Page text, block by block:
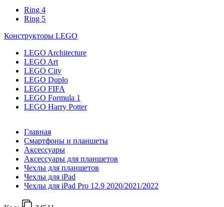
Ring 4
Ring 5
Конструкторы LEGO
LEGO Architecture
LEGO Art
LEGO City
LEGO Duplo
LEGO FIFA
LEGO Formula 1
LEGO Harry Potter
Главная
Смартфоны и планшеты
Аксессуары
Аксессуары для планшетов
Чехлы для планшетов
Чехлы для iPad
Чехлы для iPad Pro 12.9 2020/2021/2022